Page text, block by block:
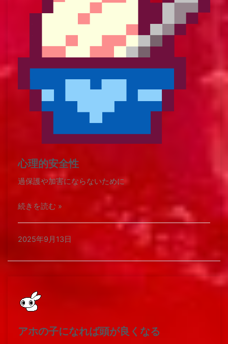
心理的安全性
過保護や加害にならないために
続きを読む »
2025年9月13日
アホの子になれば頭が良くなる